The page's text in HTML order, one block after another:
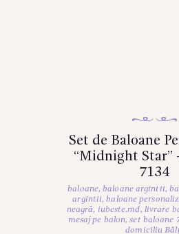
Set de Baloane
“Midnight Star”
7134
baloane,baloane argintii,
argintii,baloane
neagră, iubeste.md, livrare
mesaj pe balon,set baloane
domiciliu